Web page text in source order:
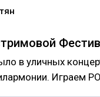
в уличных
Играем